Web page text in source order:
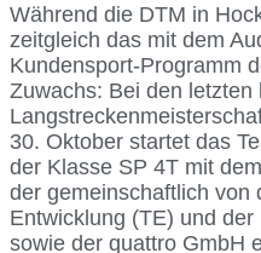
Während die DTM in
zeitgleich das mit dem
Kundensport-Programm
Zuwachs: Bei den letzten
30. Oktober startet das
der Klasse SP 4T mit
der gemeinschaftlich von
Entwicklung (TE) und
sowie der quattro GmbH